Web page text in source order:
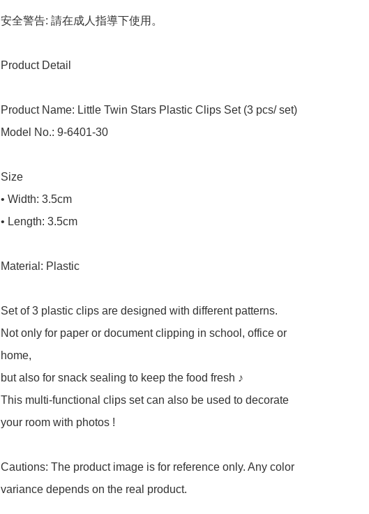
安全警告: 請在成人指導下使用。
Product Detail
Product Name: Little Twin Stars Plastic Clips Set (3 pcs/ set)
Model No.: 9-6401-30
Size
• Width: 3.5cm
• Length: 3.5cm
Material: Plastic
Set of 3 plastic clips are designed with different patterns.
Not only for paper or document clipping in school, office or
home,
but also for snack sealing to keep the food fresh ♪
This multi-functional clips set can also be used to decorate
your room with photos !
Cautions: The product image is for reference only. Any color
variance depends on the real product.